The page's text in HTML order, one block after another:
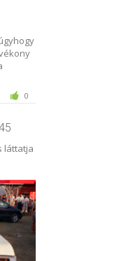
0
láttatja